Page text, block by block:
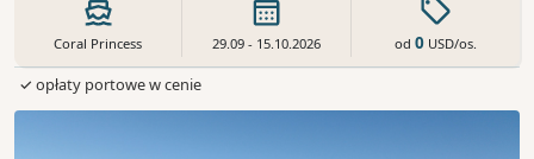
Coral Princess 29.09 - 15.10.2026 od 0USD/os.
✓ opłaty portowe w cenie